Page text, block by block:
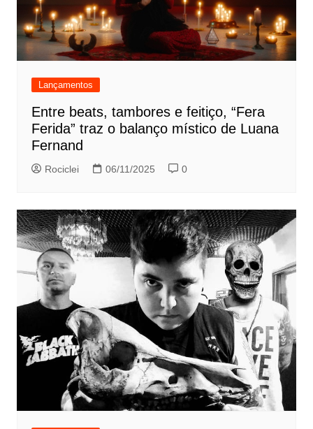
Lançamentos
Entre beats, tambores e feitiço, “Fera
Ferida” traz o balanço místico de Luana
Fernand
Rociclei 06/11/2025 0